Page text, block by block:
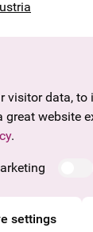
visitor data, to
website
.
settings